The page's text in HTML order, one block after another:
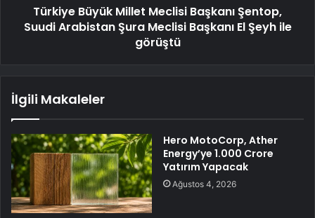
Türkiye Büyük Millet Meclisi Başkanı Şentop,
Suudi Arabistan Şura Meclisi Başkanı El Şeyh ile
görüştü
İlgili Makaleler
Hero MotoCorp, Ather
Energy’ye 1.000 Crore
Yatırım Yapacak
Ağustos 4, 2026